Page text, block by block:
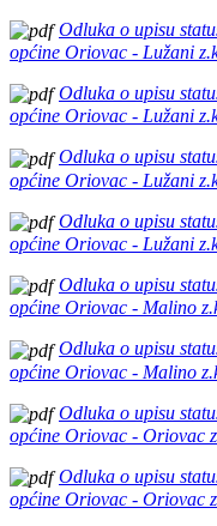
Odluka o upisu
općine Oriovac - Lužani
Odluka o upisu
općine Oriovac - Lužani
Odluka o upisu
općine Oriovac - Lužani
Odluka o upisu
općine Oriovac - Lužani
Odluka o upisu
općine Oriovac - Malino
Odluka o upisu
općine Oriovac - Malino
Odluka o upisu
općine Oriovac - Oriovac
Odluka o upisu
općine Oriovac - Oriovac